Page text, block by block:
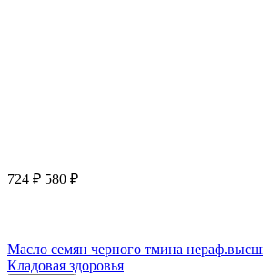
724 ₽ 580 ₽
Масло семян черного тмина
Кладовая здоровья